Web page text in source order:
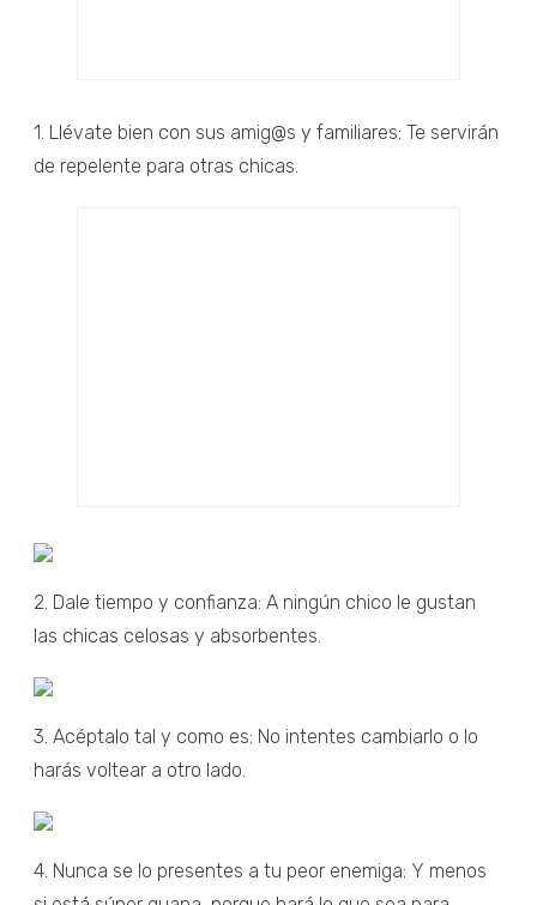
1. Llévate bien con sus amig@s y familiares: Te servirán
de repelente para otras chicas.
2. Dale tiempo y confianza: A ningún chico le gustan
las chicas celosas y absorbentes.
3. Acéptalo tal y como es: No intentes cambiarlo o lo
harás voltear a otro lado.
4. Nunca se lo presentes a tu peor enemiga: Y menos